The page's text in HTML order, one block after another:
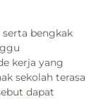
serta bengkak
kerja yang
sekolah terasa
dapat